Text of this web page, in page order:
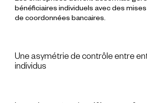
bénéficiaires individuels avec des
de coordonnées bancaires.
Une asymétrie de contrôle entre
individus